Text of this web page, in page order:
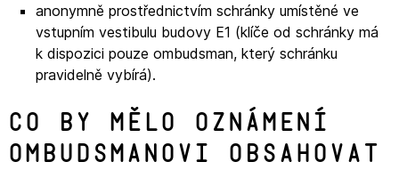
anonymně prostřednictvím schránky umístěné ve
vstupním vestibulu budovy E1 (klíče od schránky má
k dispozici pouze ombudsman, který schránku
pravidelně vybírá).
Co by mělo oznámení
ombudsmanovi obsahovat